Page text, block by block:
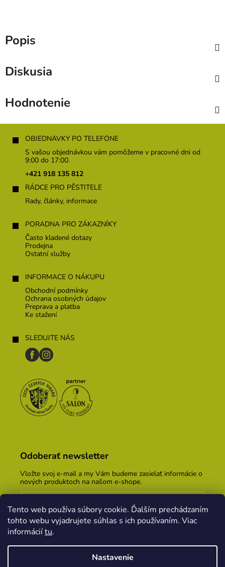
Tento web používa súbory cookie. Ďalším prechádzaním
tohto webu vyjadrujete súhlas s ich používaním. Viac
informáciítu.
Nastavenie
Popis
Diskusia
Hodnotenie
OBJEDNÁVKY PO TELEFÓNE
S vašou objednávkou vám pomôžeme v pracovné dni od
9:00 do 17:00.
+421 918 135 812
RÁDCE PRO PĚSTITELE
Rady, články, informace
PORADNA PRO ZÁKAZNÍKY
Často kladené dotazy
Prodejna
Ostatní služby
INFORMACE O NÁKUPU
Obchodní podmínky
Ochrana osobných údajov
Preprava a platba
Ke stažení
SLEDUJTE NÁS
Odoberať newsletter
Vložte svoj e-mail a my Vám budeme zasielať informácie o
nových produktoch na našom e-shope.
Vložením e-mailu súhlasíte s podmienkami ochrany
osobných údajov
PRIHLÁSIŤ SA